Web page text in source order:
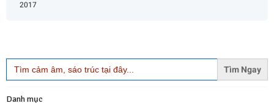
2017
Search
for:
Danh mục